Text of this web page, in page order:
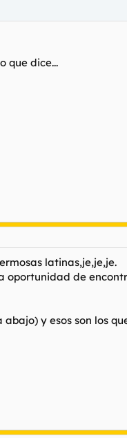
que dice...
latinas,je,je,je.
de
y esos son los